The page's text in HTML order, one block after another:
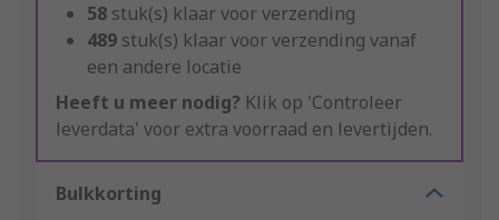
58 stuk(s) klaar voor verzending
489 stuk(s) klaar voor verzending vanaf
een andere locatie
Heeft u meer nodig? Klik op 'Controleer
leverdata' voor extra voorraad en levertijden.
Bulkkorting